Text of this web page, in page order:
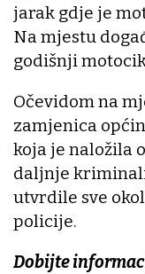
jarak gdje je
Na mjestu
godišnji
Očevidom na
zamjenica
koja je naložila
daljnje
utvrdile sve
policije.
Dobijte